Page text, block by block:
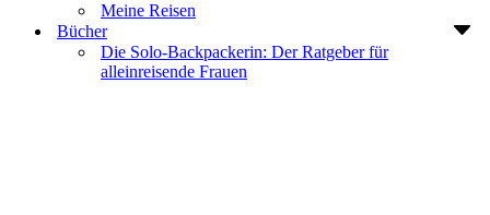
Meine Reisen
Bücher
Die Solo-Backpackerin: Der Ratgeber für
alleinreisende Frauen